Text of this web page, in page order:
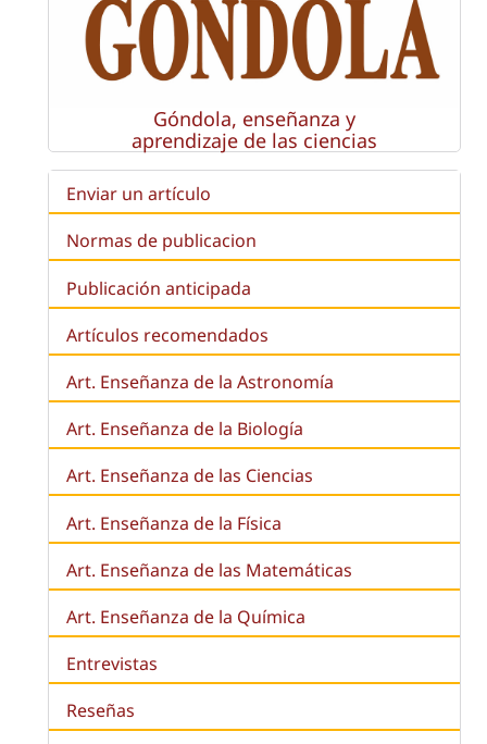
Góndola, enseñanza y
aprendizaje de las ciencias
Enviar un artículo
Normas de publicacion
Publicación anticipada
Artículos recomendados
Art. Enseñanza de la Astronomía
Art. Enseñanza de la Biología
Art. Enseñanza de las Ciencias
Art. Enseñanza de la Física
Art. Enseñanza de las Matemáticas
Art. Enseñanza de la Química
Entrevistas
Reseñas